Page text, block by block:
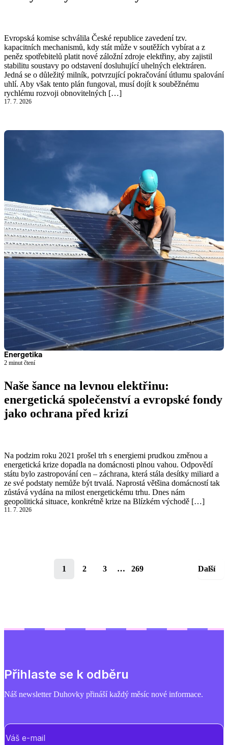
Evropská komise schválila České republice zavedení tzv.
kapacitních mechanismů, kdy stát může v soutěžích vybírat a z
peněz spotřebitelů platit nové záložní zdroje elektřiny, aby zajistil
stabilitu soustavy po odstavení dosluhující uhelných elektráren.
Jedná se o důležitý milník, potvrzující pokračování útlumu spalování
uhlí. Aby však tento plán fungoval, musí dojít k souběžnému
rychlému rozvoji obnovitelných […]
17. 7. 2026
Energetika
2 minut čtení
Naše šance na levnou elektřinu:
energetická společenství a evropské fondy
jako ochrana před krizí
Na podzim roku 2021 prošel trh s energiemi prudkou změnou a
energetická krize dopadla na domácnosti plnou vahou. Odpovědí
státu bylo zastropování cen – záchrana, která stála desítky miliard a
ze své podstaty nemůže být trvalá. Naprostá většina domácností tak
zůstává vydána na milost energetickému trhu. Dnes nám
geopolitická situace, konkrétně krize na Blízkém východě […]
11. 7. 2026
1 2 3 … 269 Další
Přihlaste se k odběru
Náš newsletter Duhovky přináší každý měsíc nové informace.
E-mail